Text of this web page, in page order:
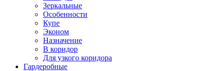
Зеркальные
Особенности
Купе
Эконом
Назначение
В коридор
Для узкого коридора
Гардеробные